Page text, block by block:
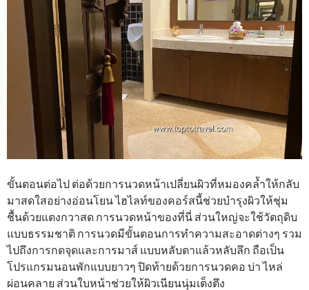
ขั้นตอนต่อไป ต่อด้วยการนวดหน้าเปลี่ยนผิวที่หมองคล้ำให้กลับ
มาสดใสอย่างอ่อนโยน ไฮไลท์ของคอร์สนี้ช่วยบำรุงผิวให้ชุ่ม
ชื้นด้วยแตงกวาสด การนวดหน้าของที่นี่ ส่วนใหญ่จะใช้วัตถุดิบ
แบบธรรมชาติ การนวดมีขั้นตอนการทำความสะอาดต่างๆ รวม
ไปถึงการกดจุดและการมาส์ แบบหลับตาแล้วหลับลึก ถือเป็น
โปรแกรมนอนพักแบบยาวๆ ปิดท้ายด้วยการนวดคอ บ่า ไหล่
ผ่อนคลาย ส่วนใบหน้าช่วยให้ผิวเนียนนุ่มเต็งตึง